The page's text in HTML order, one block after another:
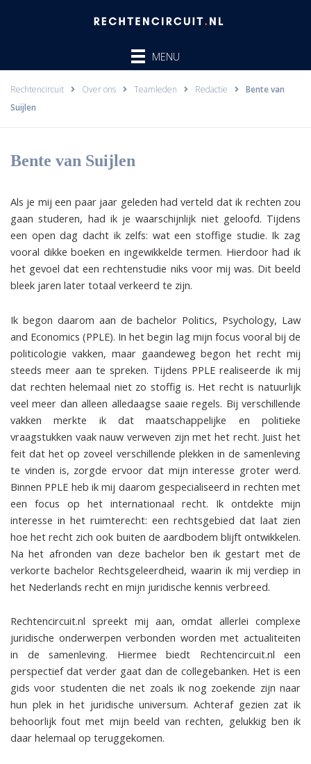
MENU
Rechtencircuit Over ons Teamleden Redactie
Bente van
Suijlen
Bente van Suijlen
Als je mij een paar jaar geleden had verteld dat ik rechten zou
gaan studeren, had ik je waarschijnlijk niet geloofd. Tijdens
een open dag dacht ik zelfs: wat een stoffige studie. Ik zag
vooral dikke boeken en ingewikkelde termen. Hierdoor had ik
het gevoel dat een rechtenstudie niks voor mij was. Dit beeld
bleek jaren later totaal verkeerd te zijn.
Ik begon daarom aan de bachelor Politics, Psychology, Law
and Economics (PPLE). In het begin lag mijn focus vooral bij de
politicologie vakken, maar gaandeweg begon het recht mij
steeds meer aan te spreken. Tijdens PPLE realiseerde ik mij
dat rechten helemaal niet zo stoffig is. Het recht is natuurlijk
veel meer dan alleen alledaagse saaie regels. Bij verschillende
vakken merkte ik dat maatschappelijke en politieke
vraagstukken vaak nauw verweven zijn met het recht. Juist het
feit dat het op zoveel verschillende plekken in de samenleving
te vinden is, zorgde ervoor dat mijn interesse groter werd.
Binnen PPLE heb ik mij daarom gespecialiseerd in rechten met
een focus op het internationaal recht. Ik ontdekte mijn
interesse in het ruimterecht: een rechtsgebied dat laat zien
hoe het recht zich ook buiten de aardbodem blijft ontwikkelen.
Na het afronden van deze bachelor ben ik gestart met de
verkorte bachelor Rechtsgeleerdheid, waarin ik mij verdiep in
het Nederlands recht en mijn juridische kennis verbreed.
Rechtencircuit.nl spreekt mij aan, omdat allerlei complexe
juridische onderwerpen verbonden worden met actualiteiten
in de samenleving. Hiermee biedt Rechtencircuit.nl een
perspectief dat verder gaat dan de collegebanken. Het is een
gids voor studenten die net zoals ik nog zoekende zijn naar
hun plek in het juridische universum. Achteraf gezien zat ik
behoorlijk fout met mijn beeld van rechten, gelukkig ben ik
daar helemaal op teruggekomen.